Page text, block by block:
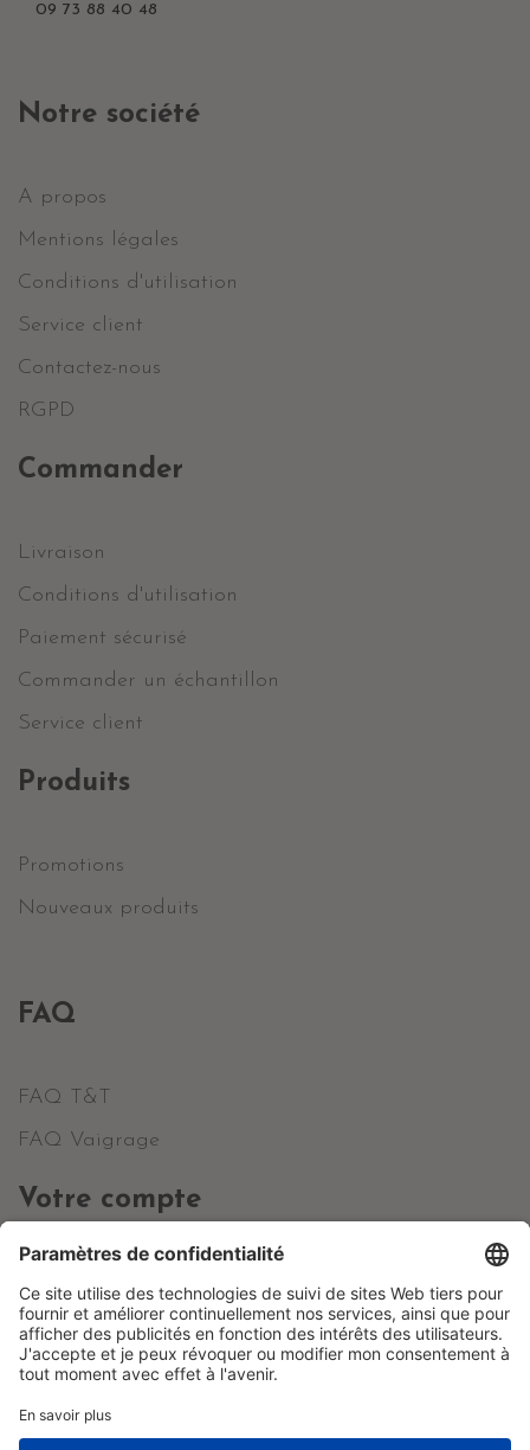
09 73 88 40 48
Notre société
A propos
Mentions légales
Conditions d'utilisation
Service client
Contactez-nous
RGPD
Commander
Livraison
Conditions d'utilisation
Paiement sécurisé
Commander un échantillon
Service client
Produits
Promotions
Nouveaux produits
FAQ
FAQ T&T
FAQ Vaigrage
Votre compte
Informations personnelles
Commandes
Avoirs
Adresses